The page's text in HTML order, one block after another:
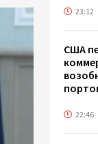
23:12
США
22:46